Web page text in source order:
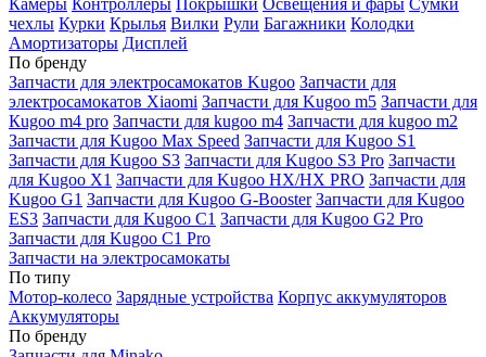
Камеры Контроллеры Покрышки Освещения и фары Сумки
чехлы Курки Крылья Вилки Рули Багажники Колодки
Амортизаторы Дисплей
По бренду
Запчасти для электросамокатов Kugoo Запчасти для
электросамокатов Xiaomi Запчасти для Kugoo m5 Запчасти для
Кugoo m4 pro Запчасти для kugoo m4 Запчасти для kugoo m2
Запчасти для Kugoo Max Speed Запчасти для Kugoo S1
Запчасти для Kugoo S3 Запчасти для Kugoo S3 Pro Запчасти
для Kugoo X1 Запчасти для Kugoo HX/HX PRO Запчасти для
Kugoo G1 Запчасти для Kugoo G-Booster Запчасти для Kugoo
ES3 Запчасти для Kugoo C1 Запчасти для Kugoo G2 Pro
Запчасти для Kugoo C1 Pro
Запчасти на электросамокаты
По типу
Мотор-колесо Зарядные устройства Корпус аккумуляторов
Аккумуляторы
По бренду